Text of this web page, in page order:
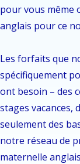
pour vous même
anglais pour ce
Les forfaits que
spécifiquement
ont besoin – des
stages vacances,
seulement des
notre réseau de
maternelle